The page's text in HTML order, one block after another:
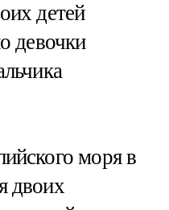
детей
девочки
моря в
двоих